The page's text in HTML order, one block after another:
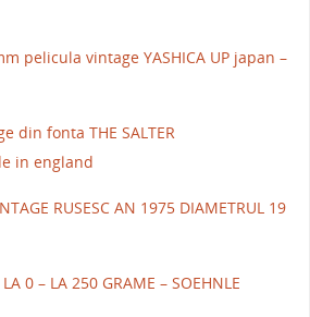
pelicula vintage YASHICA UP japan –
din fonta THE SALTER
in england
RUSESC AN 1975 DIAMETRUL 19
0 – LA 250 GRAME – SOEHNLE